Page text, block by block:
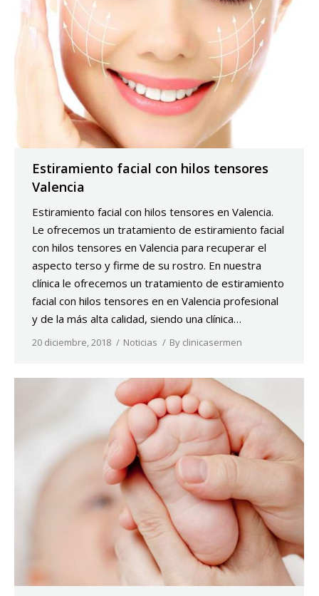
Estiramiento facial con hilos tensores
Valencia
Estiramiento facial con hilos tensores en Valencia.
Le ofrecemos un tratamiento de estiramiento facial
con hilos tensores en Valencia para recuperar el
aspecto terso y firme de su rostro. En nuestra
clínica le ofrecemos un tratamiento de estiramiento
facial con hilos tensores en en Valencia profesional
y de la más alta calidad, siendo una clínica…
20 diciembre, 2018 Noticias By clinicasermen